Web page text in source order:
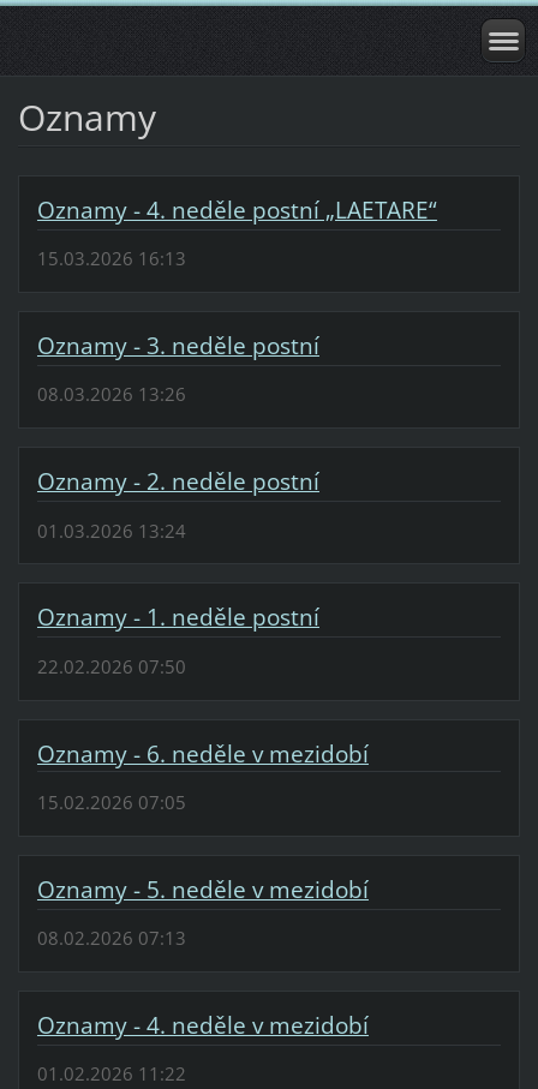
Oznamy
Oznamy - 4. neděle postní „LAETARE“
15.03.2026 16:13
Oznamy - 3. neděle postní
08.03.2026 13:26
Oznamy - 2. neděle postní
01.03.2026 13:24
Oznamy - 1. neděle postní
22.02.2026 07:50
Oznamy - 6. neděle v mezidobí
15.02.2026 07:05
Oznamy - 5. neděle v mezidobí
08.02.2026 07:13
Oznamy - 4. neděle v mezidobí
01.02.2026 11:22